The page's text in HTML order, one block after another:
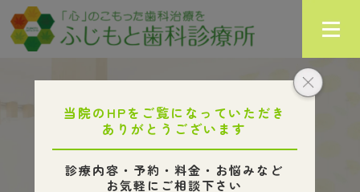
歯科コラム